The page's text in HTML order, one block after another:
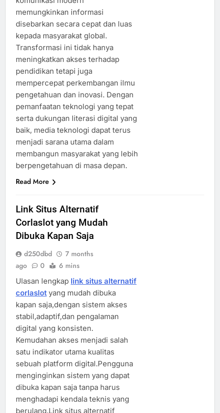
memungkinkan informasi
disebarkan secara cepat dan luas
kepada masyarakat global.
Transformasi ini tidak hanya
meningkatkan akses terhadap
pendidikan tetapi juga
mempercepat perkembangan ilmu
pengetahuan dan inovasi. Dengan
pemanfaatan teknologi yang tepat
serta dukungan literasi digital yang
baik, media teknologi dapat terus
menjadi sarana utama dalam
membangun masyarakat yang lebih
berpengetahuan di masa depan.
Read More
Link Situs Alternatif
Corlaslot yang Mudah
Dibuka Kapan Saja
d250dbd
7 months
ago
0 6 mins
Ulasan lengkap link situs alternatif
corlaslot yang mudah dibuka
kapan saja,dengan sistem akses
stabil,adaptif,dan pengalaman
digital yang konsisten.
Kemudahan akses menjadi salah
satu indikator utama kualitas
sebuah platform digital.Pengguna
menginginkan sistem yang dapat
dibuka kapan saja tanpa harus
menghadapi kendala teknis yang
berulang.Link situs alternatif